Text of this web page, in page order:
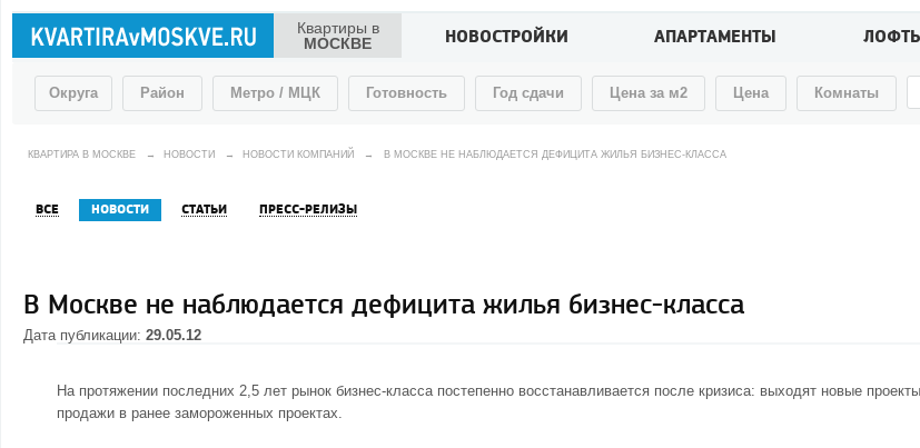
Квартиры в
МОСКВЕ
НОВОСТРОЙКИ АПАРТАМЕНТЫ
Округа Район Метро / МЦК Готовность Год сдачи Цена за м2 Цена Комнаты
КВАРТИРА В МОСКВЕ → НОВОСТИ → НОВОСТИ КОМПАНИЙ → В МОСКВЕ НЕ НАБЛЮДАЕТСЯ ДЕФИЦИТА ЖИЛЬЯ БИЗНЕС-КЛАССА
ВСЕ НОВОСТИ СТАТЬИ ПРЕСС-РЕЛИЗЫ
В Москве не наблюдается дефицита жилья бизнес-класса
Дата публикации: 29.05.12
На протяжении последних 2,5 лет рынок бизнес-класса постепенно восстанавливается после кризиса: выходят новые
продажи в ранее замороженных проектах.